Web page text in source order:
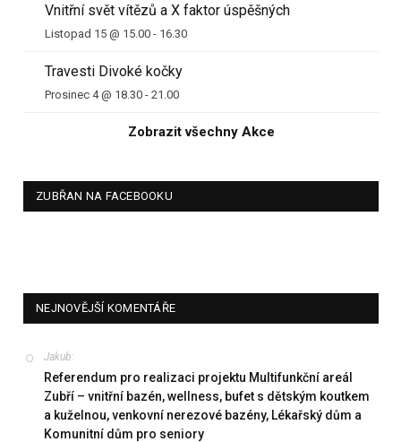
Vnitřní svět vítězů a X faktor úspěšných
Listopad 15 @ 15.00 - 16.30
Travesti Divoké kočky
Prosinec 4 @ 18.30 - 21.00
Zobrazit všechny Akce
ZUBŘAN NA FACEBOOKU
NEJNOVĚJŠÍ KOMENTÁŘE
Jakub:
Referendum pro realizaci projektu Multifunkční areál
Zubří – vnitřní bazén, wellness, bufet s dětským koutkem
a kuželnou, venkovní nerezové bazény, Lékařský dům a
Komunitní dům pro seniory